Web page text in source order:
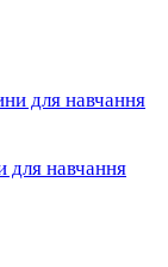
для навчання